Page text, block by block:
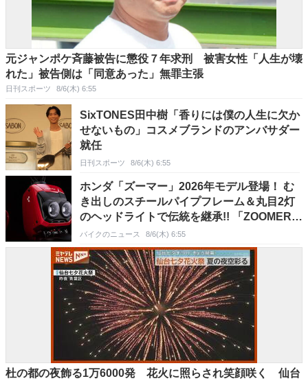
元ジャンポケ斉藤被告に懲役７年求刑 被害女性「人生が壊
れた」被告側は「同意あった」無罪主張
日刊スポーツ 8/6(木) 6:55
SixTONES田中樹「香りには僕の人生に欠か
せないもの」コスメブランドのアンバサダー
就任
日刊スポーツ 8/6(木) 6:55
ホンダ「ズーマー」2026年モデル登場！ む
き出しのスチールパイプフレーム＆丸目2灯
のヘッドライトで伝統を継承!! 「ZOOMER
e：」中国で発表
バイクのニュース 8/6(木) 6:55
杜の都の夜飾る1万6000発 花火に照らされ笑顔咲く 仙台